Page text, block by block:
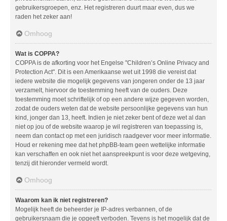
gebruikersgroepen, enz. Het registreren duurt maar even, dus we
raden het zeker aan!
Omhoog
Wat is COPPA?
COPPA is de afkorting voor het Engelse "Children’s Online Privacy and
Protection Act". Dit is een Amerikaanse wet uit 1998 die vereist dat
iedere website die mogelijk gegevens van jongeren onder de 13 jaar
verzamelt, hiervoor de toestemming heeft van de ouders. Deze
toestemming moet schriftelijk of op een andere wijze gegeven worden,
zodat de ouders weten dat de website persoonlijke gegevens van hun
kind, jonger dan 13, heeft. Indien je niet zeker bent of deze wet al dan
niet op jou of de website waarop je wil registreren van toepassing is,
neem dan contact op met een juridisch raadgever voor meer informatie.
Houd er rekening mee dat het phpBB-team geen wettelijke informatie
kan verschaffen en ook niet het aanspreekpunt is voor deze wetgeving,
tenzij dit hieronder vermeld wordt.
Omhoog
Waarom kan ik niet registreren?
Mogelijk heeft de beheerder je IP-adres verbannen, of de
gebruikersnaam die je opgeeft verboden. Tevens is het mogelijk dat de